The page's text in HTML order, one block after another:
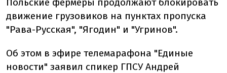
движение грузовиков на пунктах пропуска
"Рава-Русская", "Ягодин" и "Угринов".
Об этом в эфире телемарафона "Единые
новости" заявил спикер ГПСУ Андрей